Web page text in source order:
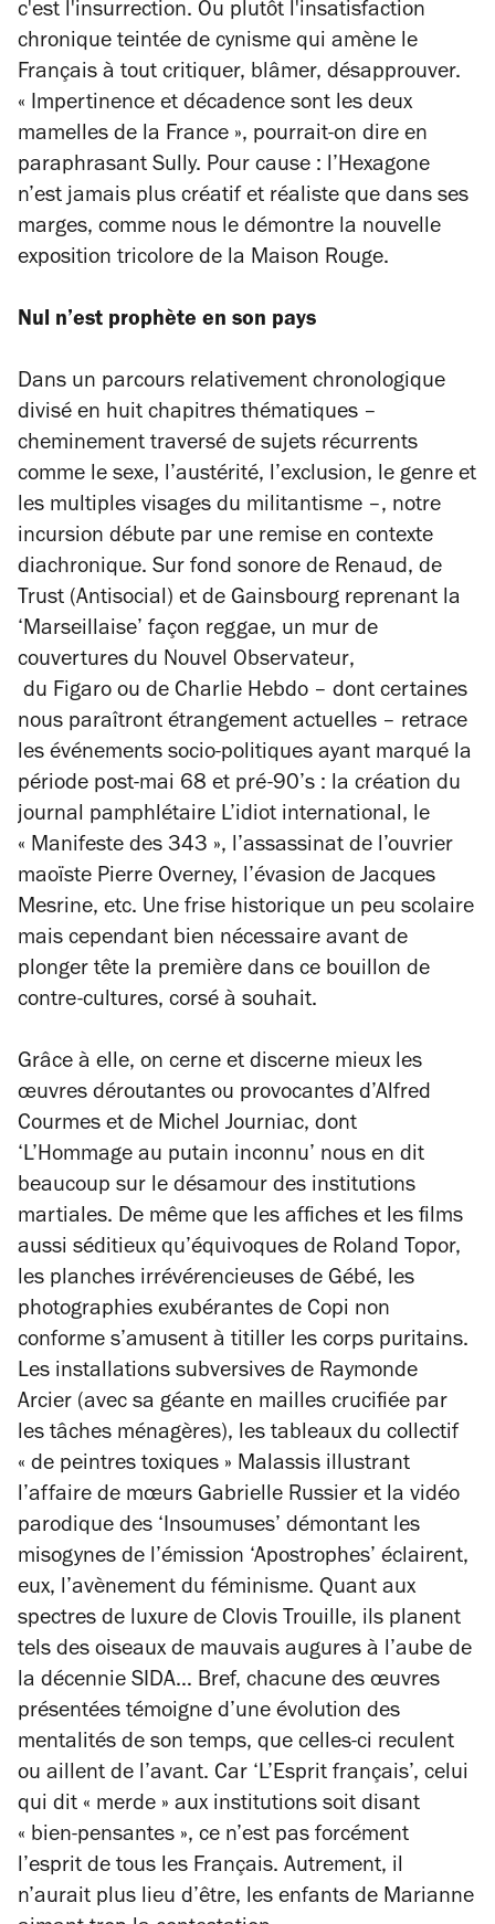
c'est l'insurrection. Ou plutôt l'insatisfaction
chronique teintée de cynisme qui amène le
Français à tout critiquer, blâmer, désapprouver.
« Impertinence et décadence sont les deux
mamelles de la France », pourrait-on dire en
paraphrasant Sully. Pour cause : l’Hexagone
n’est jamais plus créatif et réaliste que dans ses
marges, comme nous le démontre la nouvelle
exposition tricolore de la Maison Rouge.
Nul n’est prophète en son pays
Dans un parcours relativement chronologique
divisé en huit chapitres thématiques –
cheminement traversé de sujets récurrents
comme le sexe, l’austérité, l’exclusion, le genre et
les multiples visages du militantisme –, notre
incursion débute par une remise en contexte
diachronique. Sur fond sonore de Renaud, de
Trust (Antisocial) et de Gainsbourg reprenant la
‘Marseillaise’ façon reggae, un mur de
couvertures du Nouvel Observateur,
du Figaro ou de Charlie Hebdo – dont certaines
nous paraîtront étrangement actuelles – retrace
les événements socio-politiques ayant marqué la
période post-mai 68 et pré-90’s : la création du
journal pamphlétaire L’idiot international, le
« Manifeste des 343 », l’assassinat de l’ouvrier
maoïste Pierre Overney, l’évasion de Jacques
Mesrine, etc. Une frise historique un peu scolaire
mais cependant bien nécessaire avant de
plonger tête la première dans ce bouillon de
contre-cultures, corsé à souhait.
Grâce à elle, on cerne et discerne mieux les
œuvres déroutantes ou provocantes d’Alfred
Courmes et de Michel Journiac, dont
‘L’Hommage au putain inconnu’ nous en dit
beaucoup sur le désamour des institutions
martiales. De même que les affiches et les films
aussi séditieux qu’équivoques de Roland Topor,
les planches irrévérencieuses de Gébé, les
photographies exubérantes de Copi non
conforme s’amusent à titiller les corps puritains.
Les installations subversives de Raymonde
Arcier (avec sa géante en mailles crucifiée par
les tâches ménagères), les tableaux du collectif
« de peintres toxiques » Malassis illustrant
l’affaire de mœurs Gabrielle Russier et la vidéo
parodique des ‘Insoumuses’ démontant les
misogynes de l’émission ‘Apostrophes’ éclairent,
eux, l’avènement du féminisme. Quant aux
spectres de luxure de Clovis Trouille, ils planent
tels des oiseaux de mauvais augures à l’aube de
la décennie SIDA… Bref, chacune des œuvres
présentées témoigne d’une évolution des
mentalités de son temps, que celles-ci reculent
ou aillent de l’avant. Car ‘L’Esprit français’, celui
qui dit « merde » aux institutions soit disant
« bien-pensantes », ce n’est pas forcément
l’esprit de tous les Français. Autrement, il
n’aurait plus lieu d’être, les enfants de Marianne